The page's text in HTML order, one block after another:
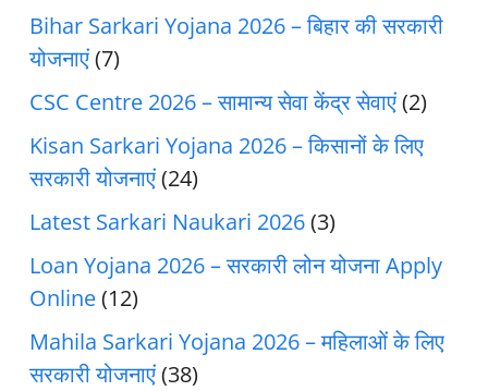
Bihar Sarkari Yojana 2026 – बिहार की सरकारी
योजनाएं(7)
CSC Centre 2026 – सामान्य सेवा केंद्र सेवाएं(2)
Kisan Sarkari Yojana 2026 – किसानों के लिए
सरकारी योजनाएं(24)
Latest Sarkari Naukari 2026(3)
Loan Yojana 2026 – सरकारी लोन योजना Apply
Online(12)
Mahila Sarkari Yojana 2026 – महिलाओं के लिए
सरकारी योजनाएं(38)